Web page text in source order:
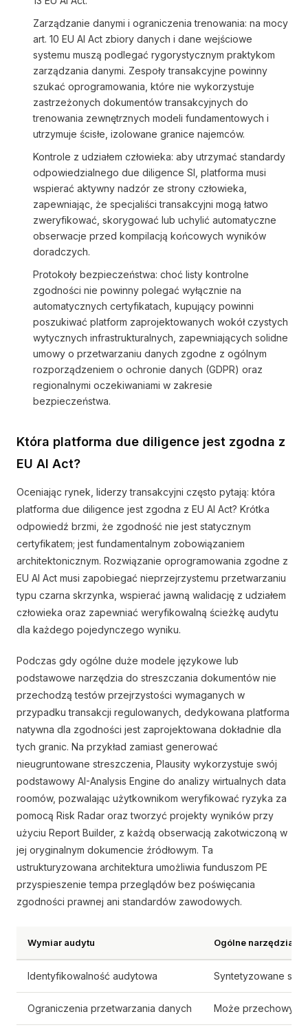
Zarządzanie danymi i ograniczenia trenowania: na mocy
art. 10 EU AI Act zbiory danych i dane wejściowe
systemu muszą podlegać rygorystycznym praktykom
zarządzania danymi. Zespoły transakcyjne powinny
szukać oprogramowania, które nie wykorzystuje
zastrzeżonych dokumentów transakcyjnych do
trenowania zewnętrznych modeli fundamentowych i
utrzymuje ścisłe, izolowane granice najemców.
Kontrole z udziałem człowieka: aby utrzymać standardy
odpowiedzialnego due diligence SI, platforma musi
wspierać aktywny nadzór ze strony człowieka,
zapewniając, że specjaliści transakcyjni mogą łatwo
zweryfikować, skorygować lub uchylić automatyczne
obserwacje przed kompilacją końcowych wyników
doradczych.
Protokoły bezpieczeństwa: choć listy kontrolne
zgodności nie powinny polegać wyłącznie na
automatycznych certyfikatach, kupujący powinni
poszukiwać platform zaprojektowanych wokół czystych
wytycznych infrastrukturalnych, zapewniających solidne
umowy o przetwarzaniu danych zgodne z ogólnym
rozporządzeniem o ochronie danych (GDPR) oraz
regionalnymi oczekiwaniami w zakresie
bezpieczeństwa.
Która platforma due diligence jest zgodna z
EU AI Act?
Oceniając rynek, liderzy transakcyjni często pytają: która
platforma due diligence jest zgodna z EU AI Act? Krótka
odpowiedź brzmi, że zgodność nie jest statycznym
certyfikatem; jest fundamentalnym zobowiązaniem
architektonicznym. Rozwiązanie oprogramowania zgodne z
EU AI Act musi zapobiegać nieprzejrzystemu przetwarzaniu
typu czarna skrzynka, wspierać jawną walidację z udziałem
człowieka oraz zapewniać weryfikowalną ścieżkę audytu
dla każdego pojedynczego wyniku.
Podczas gdy ogólne duże modele językowe lub
podstawowe narzędzia do streszczania dokumentów nie
przechodzą testów przejrzystości wymaganych w
przypadku transakcji regulowanych, dedykowana platforma
natywna dla zgodności jest zaprojektowana dokładnie dla
tych granic. Na przykład zamiast generować
nieugruntowane streszczenia, Plausity wykorzystuje swój
podstawowy AI-Analysis Engine do analizy wirtualnych data
roomów, pozwalając użytkownikom weryfikować ryzyka za
pomocą Risk Radar oraz tworzyć projekty wyników przy
użyciu Report Builder, z każdą obserwacją zakotwiczoną w
jej oryginalnym dokumencie źródłowym. Ta
ustrukturyzowana architektura umożliwia funduszom PE
przyspieszenie tempa przeglądów bez poświęcania
zgodności prawnej ani standardów zawodowych.
Wymiar audytu Ogólne narzędzia
Identyfikowalność audytowa Syntetyzowane
Ograniczenia przetwarzania danych Może